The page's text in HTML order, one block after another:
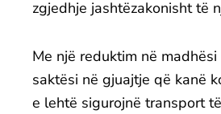
zgjedhje jashtëzakonisht të
Me një reduktim në
saktësi në gjuajtje që kanë
e lehtë sigurojnë transport